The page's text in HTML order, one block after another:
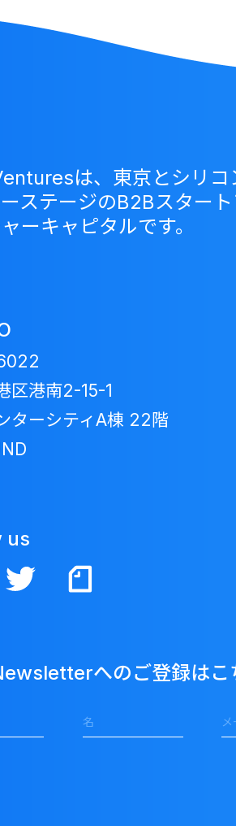
は、東京とシリコ
ステージのB2Bスター
ーキャピタルです。
区港南2-15-1
ターシティA棟 22階
us
へのご登録はこ